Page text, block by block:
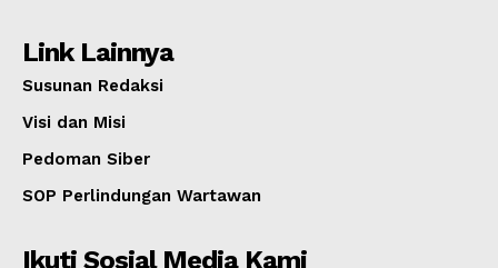
Link Lainnya
Susunan Redaksi
Visi dan Misi
Pedoman Siber
SOP Perlindungan Wartawan
Ikuti Sosial Media Kami